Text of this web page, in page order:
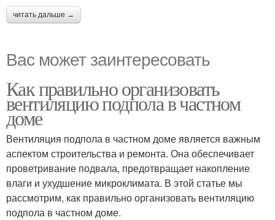
читать дальше →
Вас может заинтересовать
Как правильно организовать
вентиляцию подпола в частном
доме
Вентиляция подпола в частном доме является важным
аспектом строительства и ремонта. Она обеспечивает
проветривание подвала, предотвращает накопление
влаги и ухудшение микроклимата. В этой статье мы
рассмотрим, как правильно организовать вентиляцию
подпола в частном доме.